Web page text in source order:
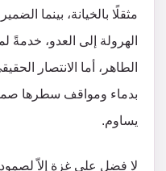
مثقلًا بالخيانة، بينما
الهرولة إلى العدو،
الطاهر، أما الانتصار
بدماء ومواقف سطرها
يساوم.
لا فضل على غزة إلاّ